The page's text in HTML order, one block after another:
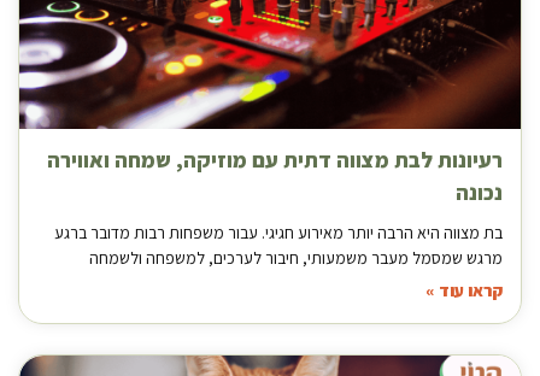
רעיונות לבת מצווה דתית עם מוזיקה, שמחה ואווירה
נכונה
בת מצווה היא הרבה יותר מאירוע חגיגי. עבור משפחות רבות מדובר ברגע
מרגש שמסמל מעבר משמעותי, חיבור לערכים, למשפחה ולשמחה
קראו עוד »